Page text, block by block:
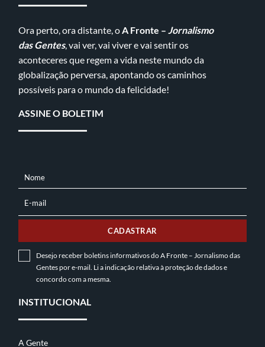
Ora perto, ora distante, oA Fronte – Jornalismo
das Gentes, vai ver, vai viver e vai sentir os
aconteceres que regem a vida neste mundo da
globalização perversa, apontando os caminhos
possíveis para o mundo da felicidade!
ASSINE O BOLETIM
NOME
Nome
MAIL
E-mail
CADASTRAR
Desejo receber boletins informativos do A Fronte – Jornalismo das
Gentes por e-mail. Li a indicação relativa àproteção de dadose
concordo com a mesma.
INSTITUCIONAL
A Gente